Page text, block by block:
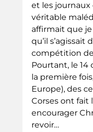
et les
véritable
affirmait que je
qu’il s’agissait
compétition de
Pourtant, le 14
la première
Europe), des
Corses ont
encourager
revoir…